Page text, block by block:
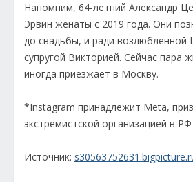
Напомним, 64-летний Александр
Эрвин женаты с 2019 года. Они
до свадьбы, и ради возлюбленной
супругой Викторией. Сейчас пара
иногда приезжает в Москву.
*Instagram принадлежит Meta,
экстремистской организацией в РФ
Источник: